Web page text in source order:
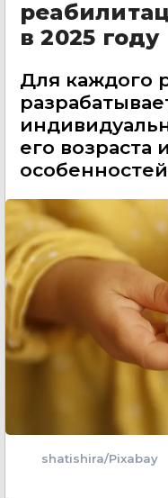
в 2025 году
Для каждого
его возраста
особенностей
shatishira/Pixabay